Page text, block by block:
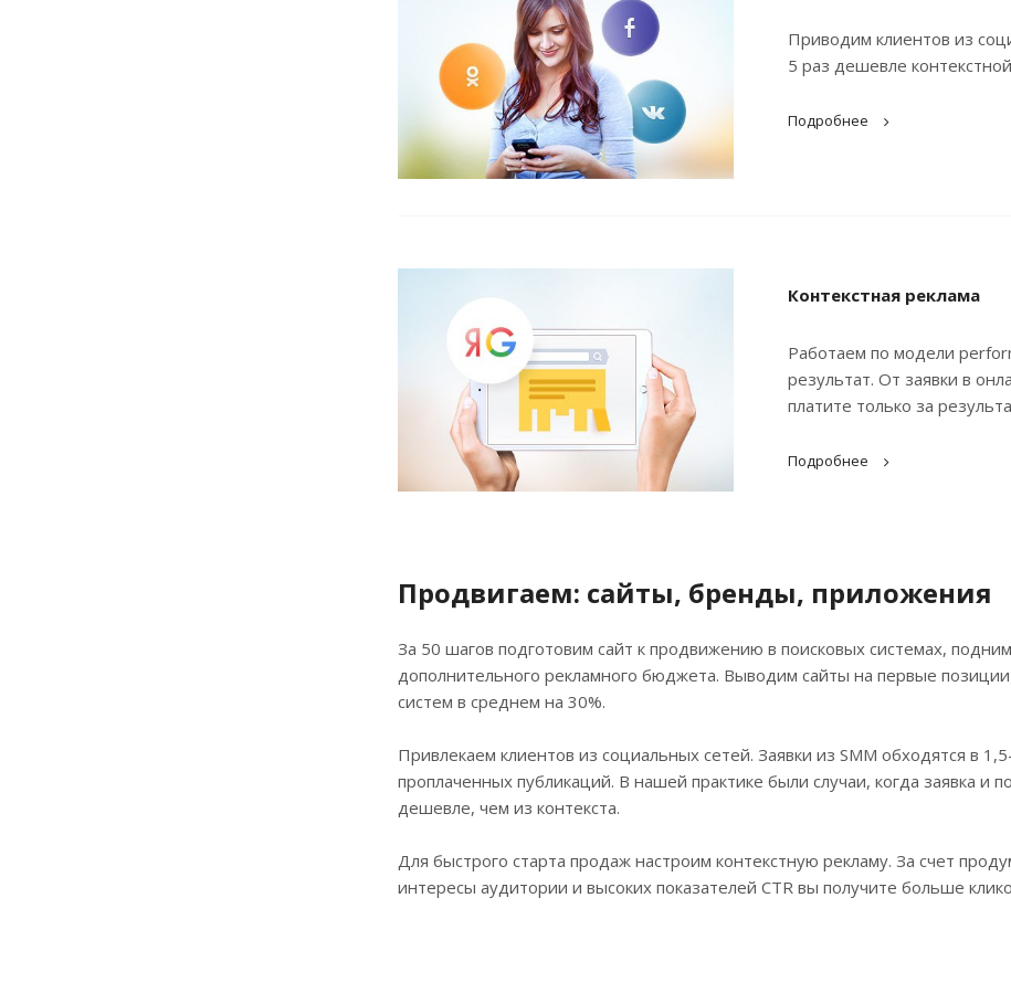
Приводим клиентов из
5 раз дешевле
Подробнее
Контекстная реклама
Работаем по модели
результат. От заявки в
платите только за
Подробнее
Продвигаем: сайты, бренды, приложения
За 50 шагов подготовим сайт к продвижению в поисковых системах,
дополнительного рекламного бюджета. Выводим сайты на первые
систем в среднем на 30%.
Привлекаем клиентов из социальных сетей. Заявки из SMM обходятся в
проплаченных публикаций. В нашей практике были случаи, когда заявка и
дешевле, чем из контекста.
Для быстрого старта продаж настроим контекстную рекламу. За счет
интересы аудитории и высоких показателей CTR вы получите больше